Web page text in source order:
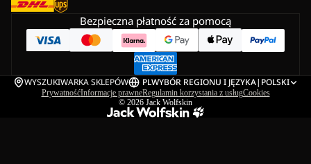
Bezpieczna płatność za pomocą
WYSZUKIWARKA SKLEPÓW PLWYBÓR REGIONU I JĘZYKA| POLSKI
PrywatnośćInformacje prawneRegulamin korzystania z usługCookies
© 2026 Jack Wolfskin